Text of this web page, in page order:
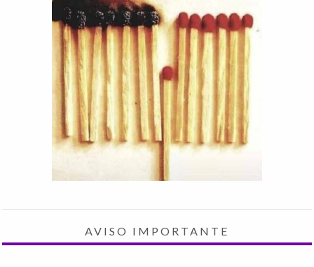
AVISO IMPORTANTE